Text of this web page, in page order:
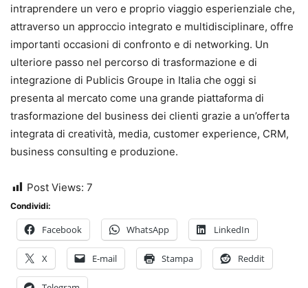
intraprendere un vero e proprio viaggio esperienziale che,
attraverso un approccio integrato e multidisciplinare, offre
importanti occasioni di confronto e di networking. Un
ulteriore passo nel percorso di trasformazione e di
integrazione di Publicis Groupe in Italia che oggi si
presenta al mercato come una grande piattaforma di
trasformazione del business dei clienti grazie a un’offerta
integrata di creatività, media, customer experience, CRM,
business consulting e produzione.
Post Views: 7
Condividi:
Facebook WhatsApp LinkedIn
X E-mail Stampa Reddit